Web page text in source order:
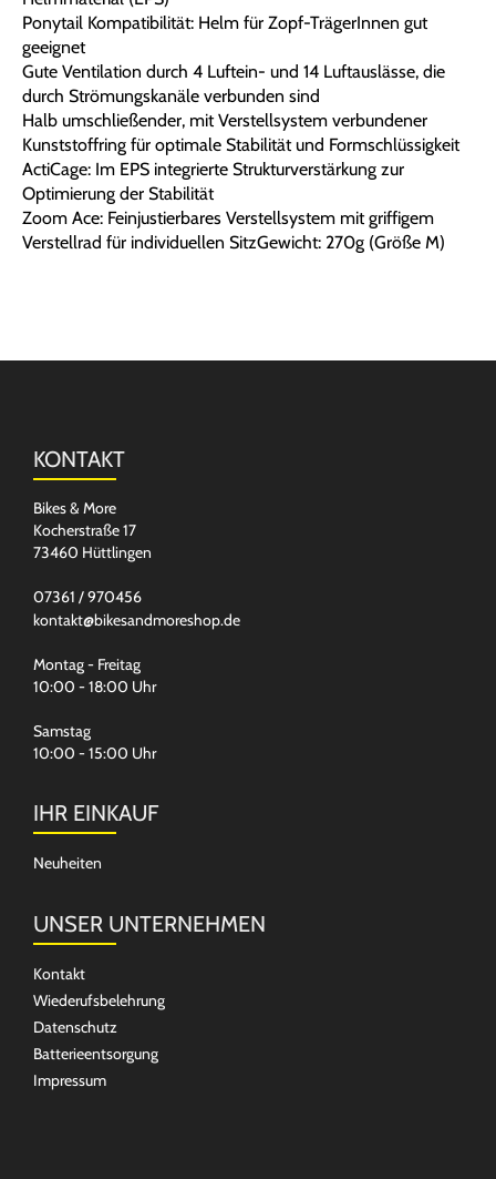
Ponytail Kompatibilität: Helm für Zopf-TrägerInnen gut
geeignet
Gute Ventilation durch 4 Luftein- und 14 Luftauslässe, die
durch Strömungskanäle verbunden sind
Halb umschließender, mit Verstellsystem verbundener
Kunststoffring für optimale Stabilität und Formschlüssigkeit
ActiCage: Im EPS integrierte Strukturverstärkung zur
Optimierung der Stabilität
Zoom Ace: Feinjustierbares Verstellsystem mit griffigem
Verstellrad für individuellen SitzGewicht: 270g (Größe M)
KONTAKT
Bikes & More
Kocherstraße 17
73460 Hüttlingen
07361 / 970456
kontakt@bikesandmoreshop.de
Montag - Freitag
10:00 - 18:00 Uhr
Samstag
10:00 - 15:00 Uhr
IHR EINKAUF
Neuheiten
UNSER UNTERNEHMEN
Kontakt
Wiederufsbelehrung
Datenschutz
Batterieentsorgung
Impressum